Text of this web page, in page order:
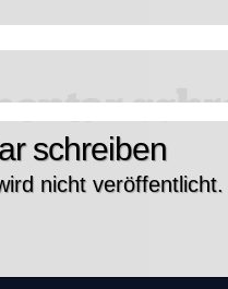
schreiben
nicht veröffentlicht.